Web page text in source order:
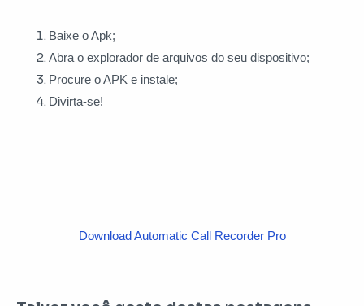
Baixe o Apk;
Abra o explorador de arquivos do seu dispositivo;
Procure o APK e instale;
Divirta-se!
Download Automatic Call Recorder Pro